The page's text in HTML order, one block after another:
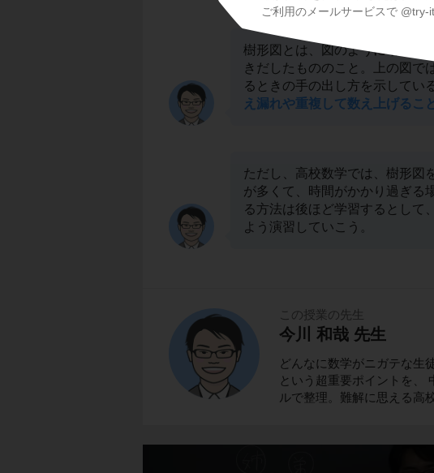
ご利用のメールサービスで
樹形図とは、図のように場合の
きだしたもののこと。上の図で
るときの手の出し方を示してい
え漏れや重複して数え上げるこ
ただし、高校数学では、樹形図
が多くて、時間がかかり過ぎる
る方法は後ほど学習するとして
よう演習していこう。
この授業の先生
今川 和哉 先生
どんなに数学がニガテな生
という超重要ポイントを、
ルで整理。難解に思える高